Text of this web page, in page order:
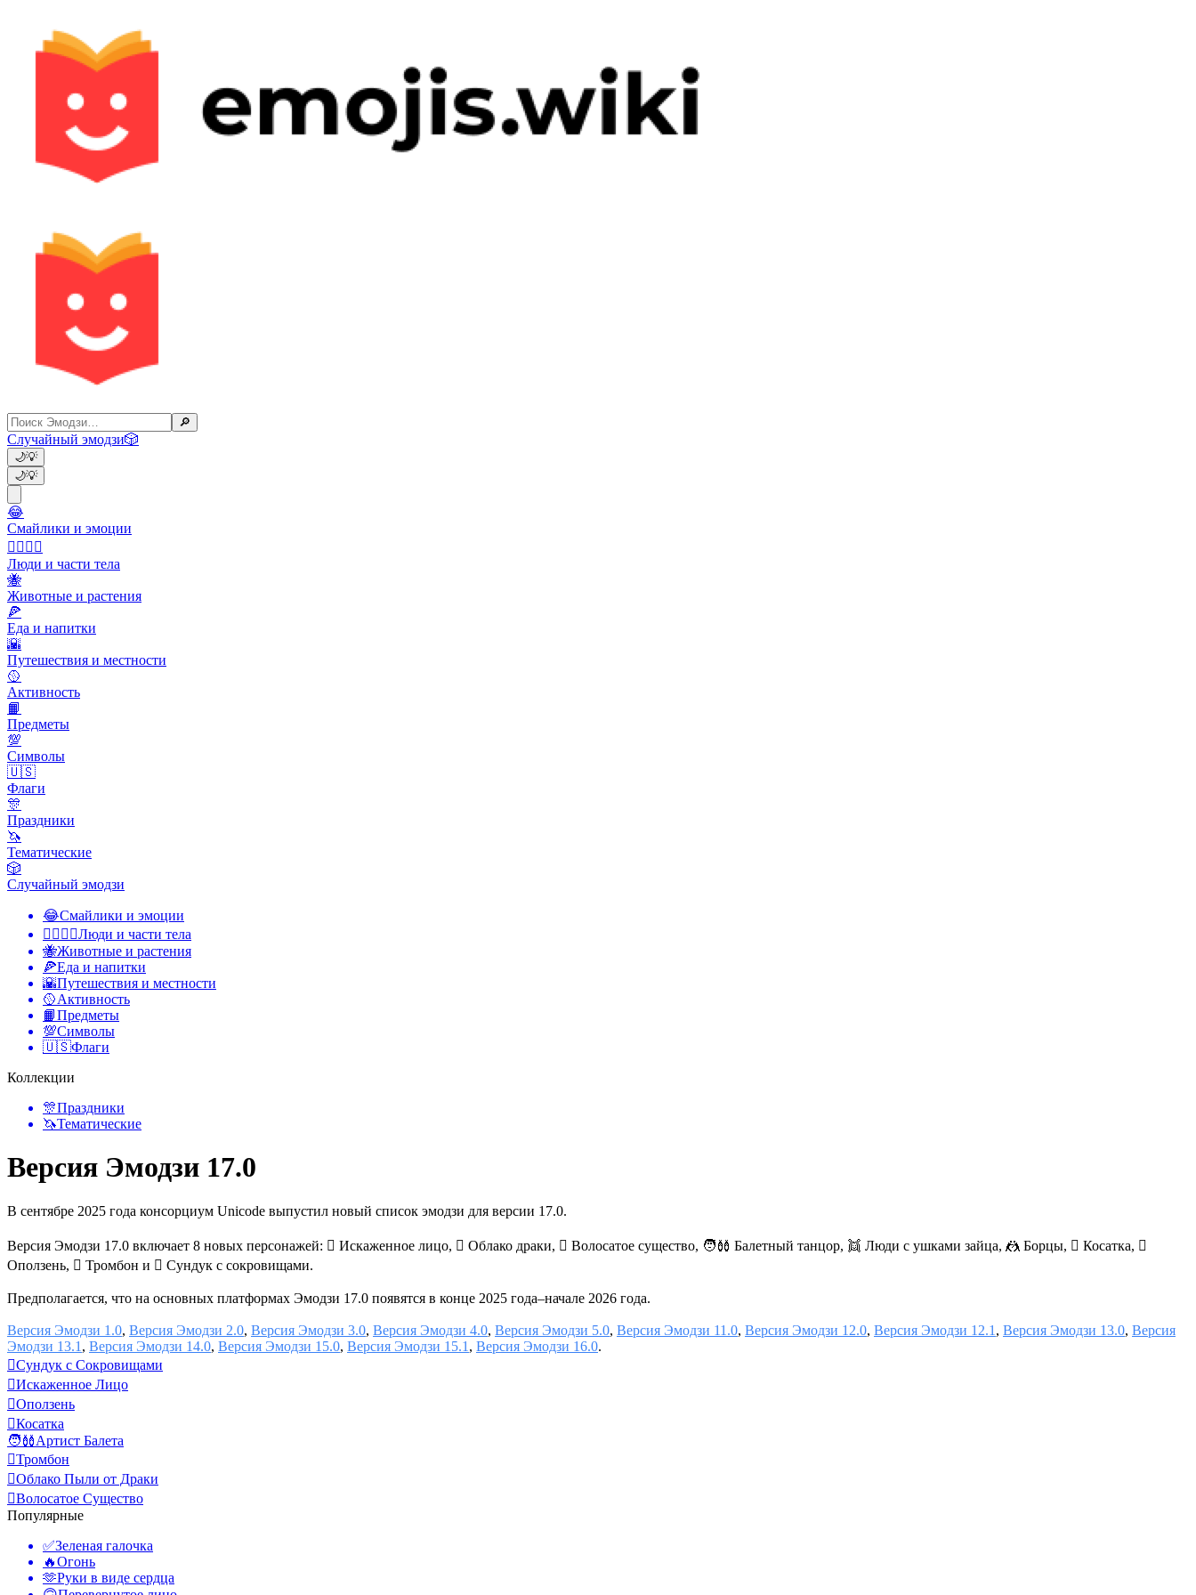
🔎
Случайный эмодзи🎲
🌙💡
🌙💡
😂
Смайлики и эмоции
👩‍❤️‍💋‍👨
Люди и части тела
🐝
Животные и растения
🍕
Еда и напитки
🌇
Путешествия и местности
🥎
Активность
📙
Предметы
💯
Символы
🇺🇸
Флаги
🎊
Праздники
🦄
Тематические
🎲
Случайный эмодзи
😂Смайлики и эмоции
👩‍❤️‍💋‍👨Люди и части тела
🐝Животные и растения
🍕Еда и напитки
🌇Путешествия и местности
🥎Активность
📙Предметы
💯Символы
🇺🇸Флаги
Коллекции
🎊Праздники
🦄Тематические
Версия Эмодзи 17.0
В сентябре 2025 года консорциум Unicode выпустил новый список эмодзи для версии 17.0.
Версия Эмодзи 17.0 включает 8 новых персонажей: 🫪 Искаженное лицо, 🫯 Облако драки, 🫈 Волосатое существо, 🧑‍🩰 Балетный танцор, 👯 Люди с ушками зайца, 🤼 Борцы, 🫍 Косатка, 🛘
Оползень, 🪊 Тромбон и 🪎 Сундук с сокровищами.
Предполагается, что на основных платформах Эмодзи 17.0 появятся в конце 2025 года–начале 2026 года.
Версия Эмодзи 1.0, Версия Эмодзи 2.0, Версия Эмодзи 3.0, Версия Эмодзи 4.0, Версия Эмодзи 5.0, Версия Эмодзи 11.0, Версия Эмодзи 12.0, Версия Эмодзи 12.1 , Версия Эмодзи 13.0, Версия
Эмодзи 13.1 , Версия Эмодзи 14.0, Версия Эмодзи 15.0, Версия Эмодзи 15.1 , Версия Эмодзи 16.0.
🪎Сундук с Сокровищами
🫪Искаженное Лицо
🛘Оползень
🫍Косатка
🧑‍🩰Артист Балета
🪊Тромбон
🫯Облако Пыли от Драки
🫈Волосатое Существо
Популярные
✅Зеленая галочка
🔥Огонь
🫶Руки в виде сердца